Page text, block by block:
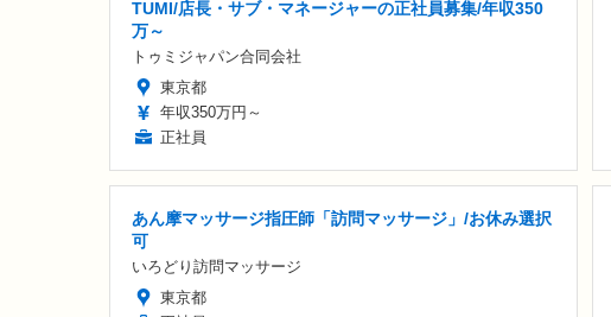
TUMI/店長・サブ・マネージャーの正社員募集/年収350
万～
トゥミジャパン合同会社
東京都
年収350万円～
正社員
あん摩マッサージ指圧師「訪問マッサージ」/お休み選択
可
いろどり訪問マッサージ
東京都